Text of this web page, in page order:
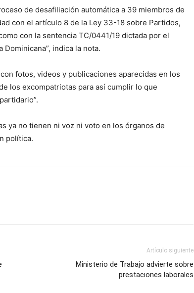
de desafiliación automática a 39 miembros de
con el artículo 8 de la Ley 33-18 sobre Partidos,
con la sentencia TC/0441/19 dictada por el
indica la nota.
fotos, videos y publicaciones aparecidas en los
los excompatriotas para así cumplir lo que
ya no tienen ni voz ni voto en los órganos de
política.
Artículo siguiente
Ministerio de Trabajo advierte sobre
prestaciones laborales